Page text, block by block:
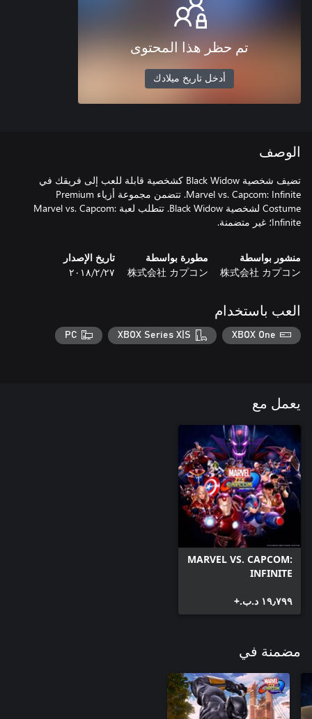
تم حظر هذا المحتوى
أدخل تاريخ ميلادك
الوصف
تضيف شخصية Black Widow كشخصية قابلة للعب إلى فريقك في
Marvel vs. Capcom: Infinite. تتضمن مجموعة أزياء Premium
Costume لشخصية Black Widow. تتطلب لعبة Marvel vs. Capcom:
Infinite؛ غير متضمنة.
منشور بواسطة
株式会社 カプコン
مطورة بواسطة
株式会社 カプコン
تاريخ الإصدار
٢٧‏/٢‏/٢٠١٨
العب باستخدام
XBOX One
XBOX Series X|S
PC
يعمل مع
MARVEL VS. CAPCOM:
INFINITE
١٩٫٧٩٩ د.ب.‏+
مضمنة في